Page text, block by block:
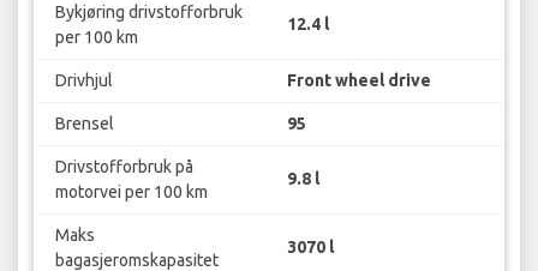
Bykjøring drivstofforbruk
per 100 km
12.4 l
Drivhjul Front wheel drive
Brensel 95
Drivstofforbruk på
motorvei per 100 km
9.8 l
Maks
bagasjeromskapasitet
3070 l